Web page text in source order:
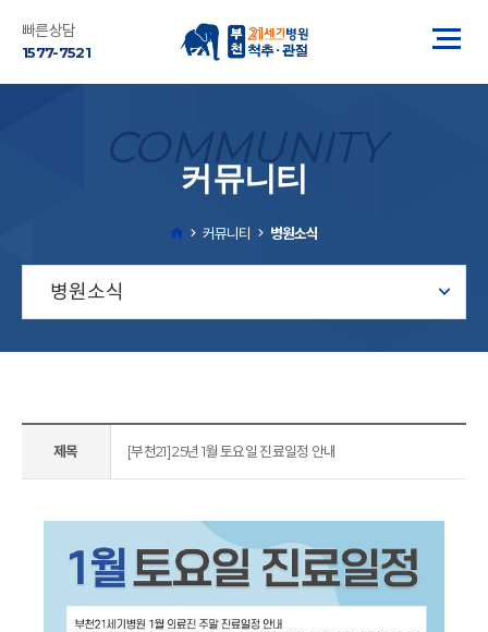
빠른상담
1577-7521
COMMUNITY
커뮤니티
커뮤니티 병원소식
병원소식
제목 [부천21] 25년 1월 토요일 진료일정 안내